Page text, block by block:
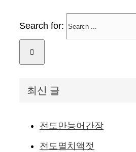
Search for:
최신 글
전도만능어간장
전도멸치액젓